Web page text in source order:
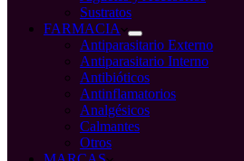
Sustratos
FARMACIA
Antiparasitario Externo
Antiparasitario Interno
Antibióticos
Antinflamatorios
Analgésicos
Calmantes
Otros